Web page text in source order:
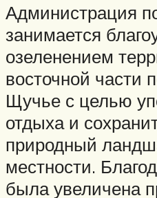
Администрация
занимается
озеленением
восточной части
Щучье с целью
отдыха и
природный
местности.
была увеличена